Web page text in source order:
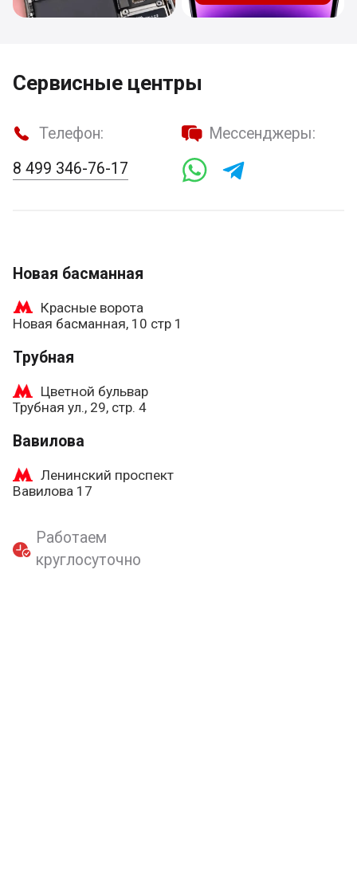
Сервисные центры
Телефон:
8 499 346-76-17
Мессенджеры:
Новая басманная
Красные ворота
Новая басманная, 10 стр 1
Трубная
Цветной бульвар
Трубная ул., 29, стр. 4
Вавилова
Ленинский проспект
Вавилова 17
Работаем
круглосуточно